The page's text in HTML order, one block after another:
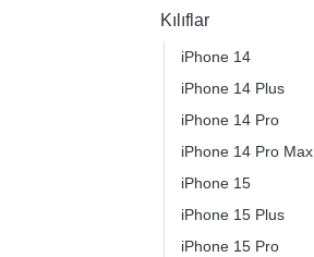
Kılıflar
iPhone 14
iPhone 14 Plus
iPhone 14 Pro
iPhone 14 Pro Max
iPhone 15
iPhone 15 Plus
iPhone 15 Pro